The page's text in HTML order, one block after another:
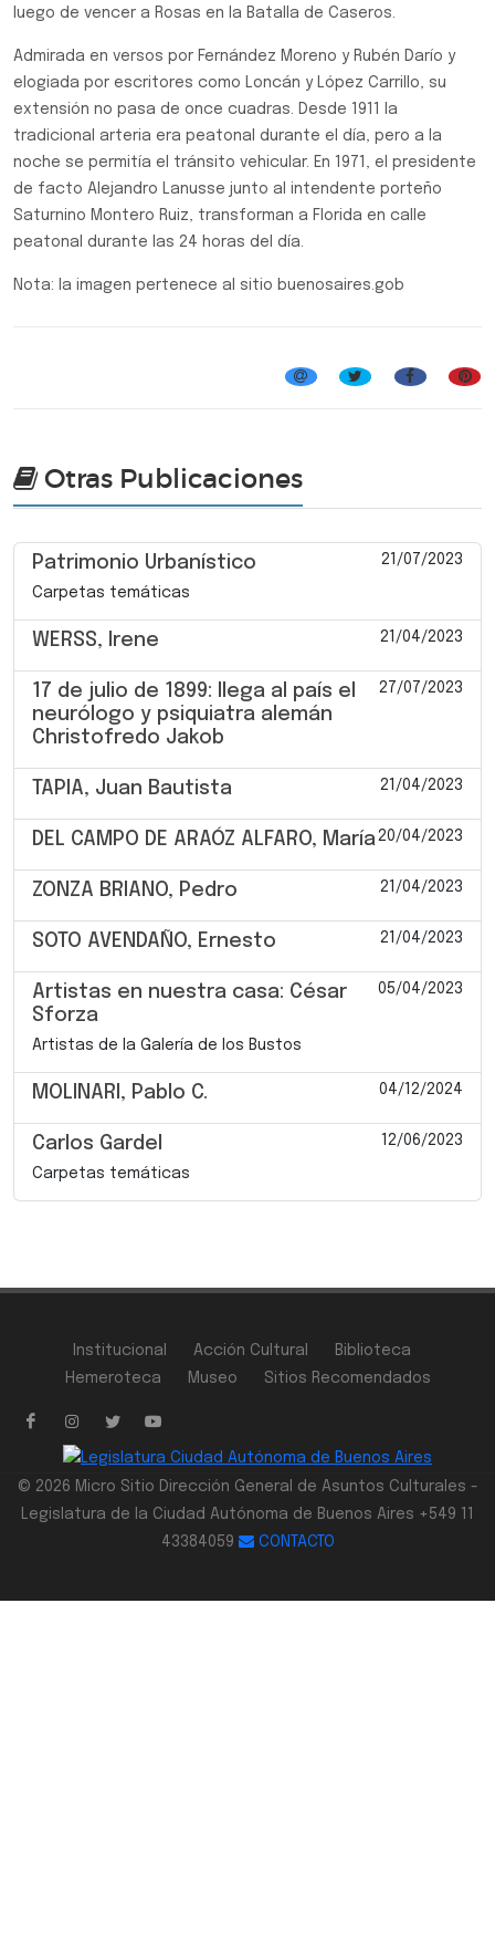
luego de vencer a Rosas en la Batalla de Caseros.
Admirada en versos por Fernández Moreno y Rubén Darío y
elogiada por escritores como Loncán y López Carrillo, su
extensión no pasa de once cuadras. Desde 1911 la
tradicional arteria era peatonal durante el día, pero a la
noche se permitía el tránsito vehicular. En 1971, el presidente
de facto Alejandro Lanusse junto al intendente porteño
Saturnino Montero Ruiz, transforman a Florida en calle
peatonal durante las 24 horas del día.
Nota: la imagen pertenece al sitio buenosaires.gob
Otras Publicaciones
Patrimonio Urbanístico 21/07/2023
Carpetas temáticas
WERSS, Irene 21/04/2023
17 de julio de 1899: llega al país el
neurólogo y psiquiatra alemán
Christofredo Jakob
27/07/2023
TAPIA, Juan Bautista 21/04/2023
DEL CAMPO DE ARAÓZ ALFARO, María20/04/2023
ZONZA BRIANO, Pedro 21/04/2023
SOTO AVENDAÑO, Ernesto 21/04/2023
Artistas en nuestra casa: César
Sforza
05/04/2023
Artistas de la Galería de los Bustos
MOLINARI, Pablo C. 04/12/2024
Carlos Gardel 12/06/2023
Carpetas temáticas
Institucional Acción Cultural
Biblioteca
Hemeroteca
Museo Sitios Recomendados
© 2026 Micro Sitio Dirección General de Asuntos Culturales -
Legislatura de la Ciudad Autónoma de Buenos Aires +549 11
43384059
CONTACTO